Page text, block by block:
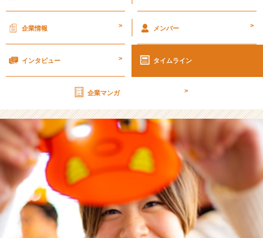
員
常〜
社
こ
れ
ラ
イ
ン】
企業情報 > メンバー >
インタビュー > タイムライン
企業マンガ >